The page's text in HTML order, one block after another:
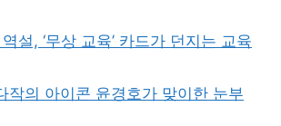
설, ‘무상 교육’ 카드가 던지는 교육
작의 아이콘 윤경호가 맞이한 눈부